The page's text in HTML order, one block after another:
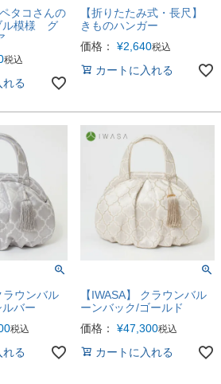
タコさんの
ル模様 グ
税込
る
【折りたたみ式・長尺】
きものハンガー
価格：
¥2,640税込
カートに入れる
ラウンバル
バー
税込
る
【IWASA】 クラウンバル
ーンバック/ゴールド
価格：
¥47,300税込
カートに入れる